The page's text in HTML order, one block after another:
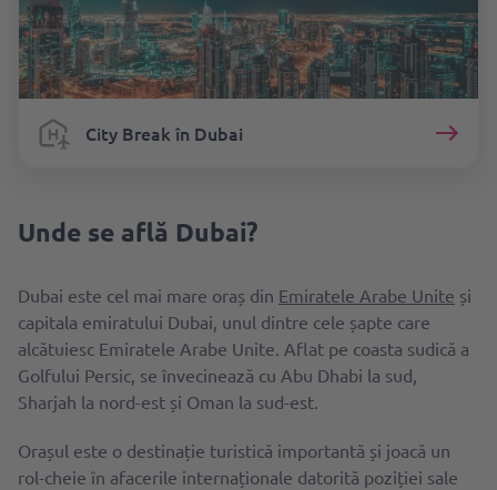
City Break în Dubai
Unde se află Dubai?
Dubai este cel mai mare oraș din Emiratele Arabe Unite și
capitala emiratului Dubai, unul dintre cele șapte care
alcătuiesc Emiratele Arabe Unite. Aflat pe coasta sudică a
Golfului Persic, se învecinează cu Abu Dhabi la sud,
Sharjah la nord-est și Oman la sud-est.
Orașul este o destinație turistică importantă și joacă un
rol-cheie în afacerile internaționale datorită poziției sale